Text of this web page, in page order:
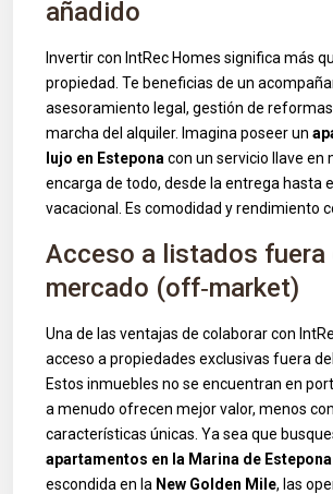
añadido
Invertir con IntRec Homes significa más
propiedad. Te beneficias de un
asesoramiento legal, gestión de
marcha del alquiler. Imagina poseer un
lujo en Estepona con un servicio llave en
encarga de todo, desde la entrega hasta
vacacional. Es comodidad y rendimiento
Acceso a listados fuera
mercado (off‑market)
Una de las ventajas de colaborar con
acceso a propiedades exclusivas fuera
Estos inmuebles no se encuentran en
a menudo ofrecen mejor valor, menos
características únicas. Ya sea que
apartamentos en la Marina de Estepona
escondida en la New Golden Mile, las